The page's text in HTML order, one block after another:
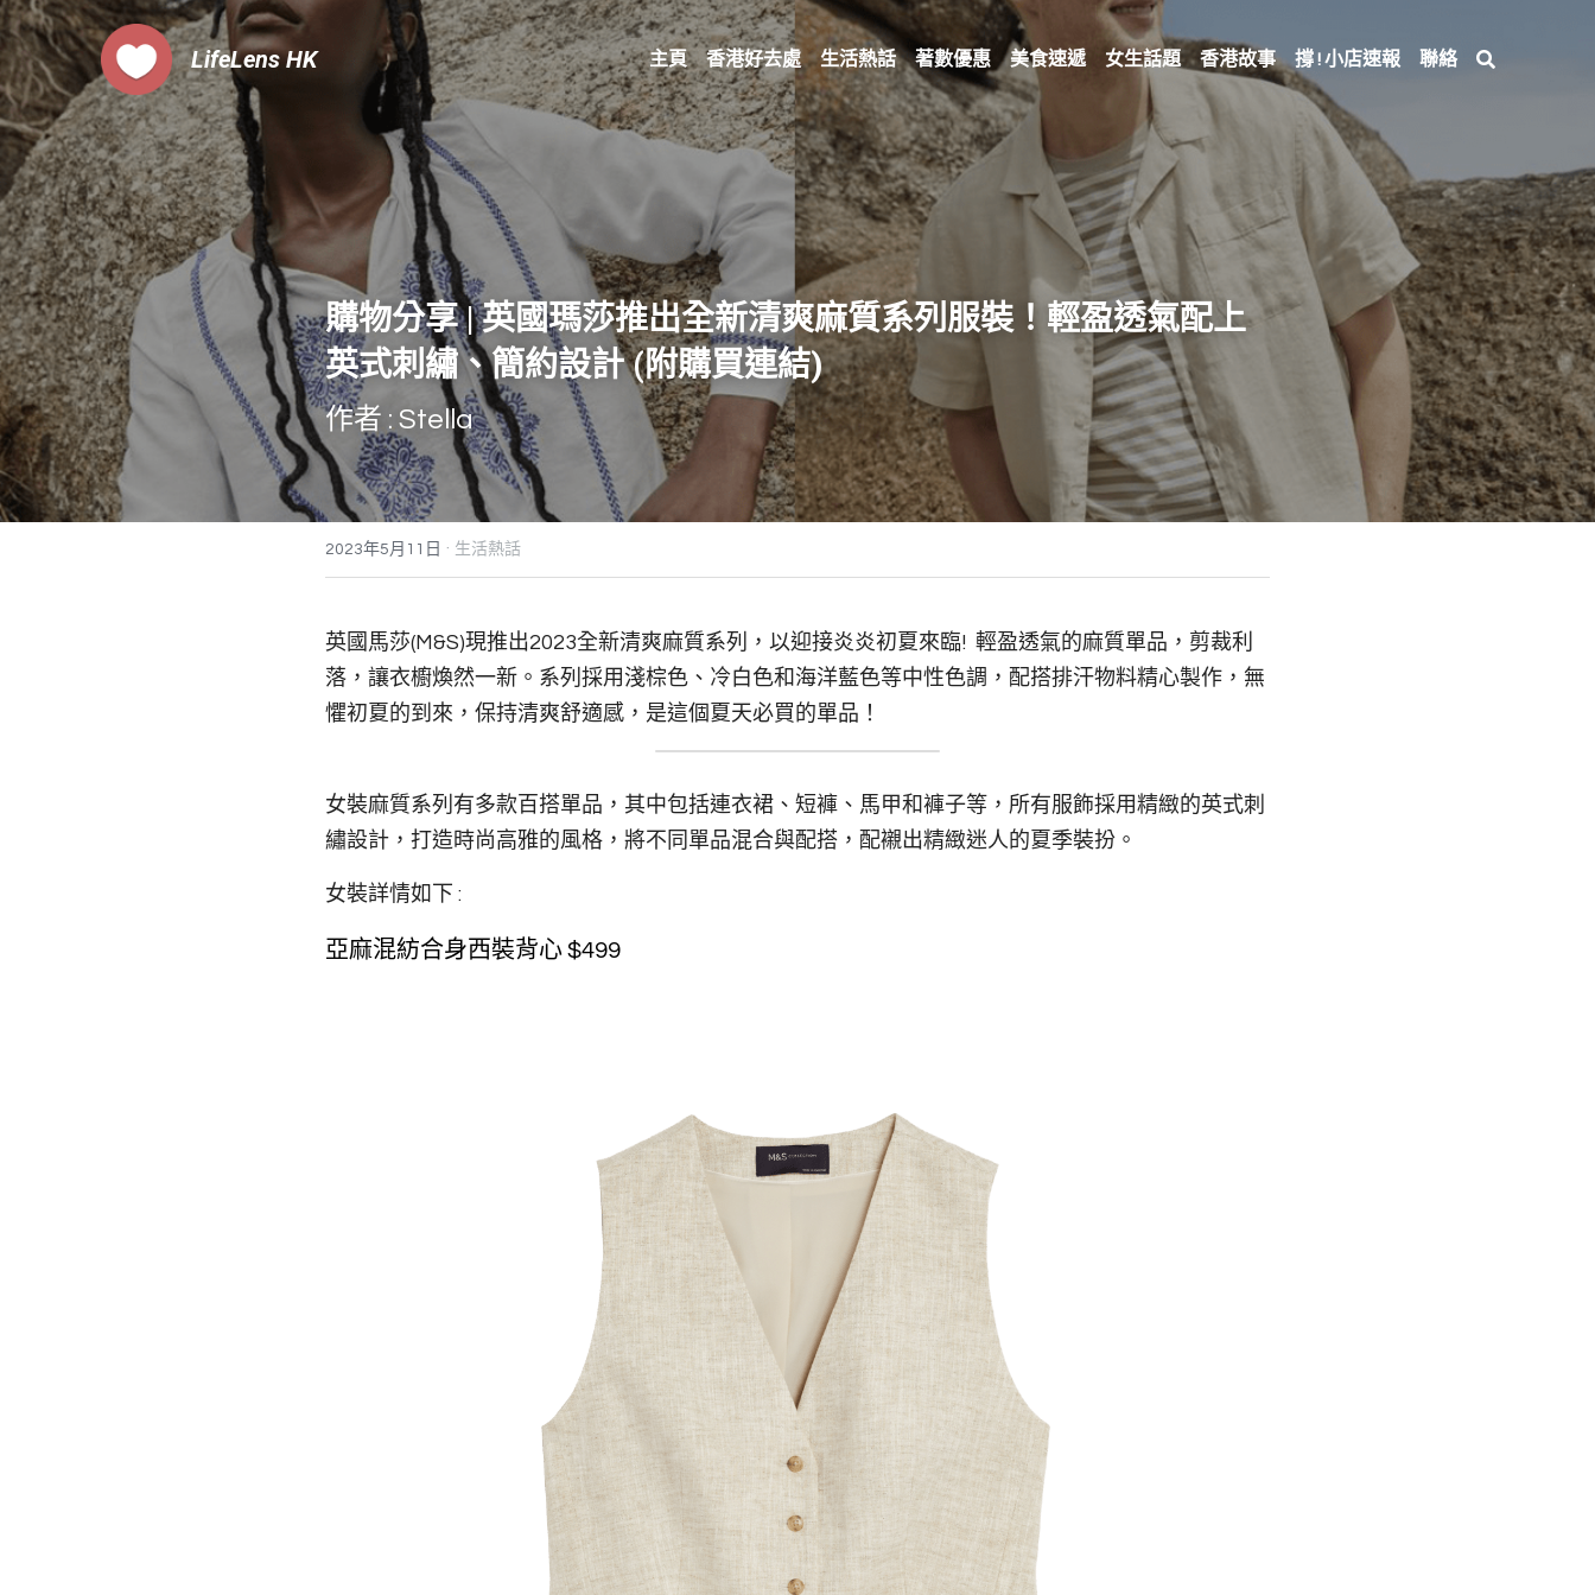
LifeLens HK 主頁 香港好去處 生活熱話 著數優惠 美食速遞 女生話題 香港故事 撐 ! 小店速報 聯絡
購物分享 | 英國瑪莎推出全新清爽麻質系列服裝！輕盈透氣配上
英式刺繡、簡約設計 (附購買連結)
作者 : Stella
2023年5月11日 · 生活熱話
英國馬莎(M&S)現推出2023全新清爽麻質系列，以迎接炎炎初夏來臨!  輕盈透氣的麻質單品，剪裁利
落，讓衣櫥煥然一新。系列採用淺棕色、冷白色和海洋藍色等中性色調，配搭排汗物料精心製作，無
懼初夏的到來，保持清爽舒適感，是這個夏天必買的單品！
女裝麻質系列有多款百搭單品，其中包括連衣裙、短褲、馬甲和褲子等，所有服飾採用精緻的英式刺
繡設計，打造時尚高雅的風格，將不同單品混合與配搭，配襯出精緻迷人的夏季裝扮。
女裝詳情如下 :
亞麻混紡合身西裝背心 $499